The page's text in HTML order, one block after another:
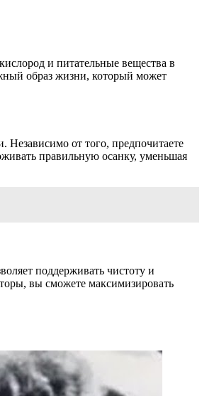
и питательные вещества в
образ жизни, который может
Независимо от того, предпочитаете
правильную осанку, уменьшая
поддерживать чистоту и
вы сможете максимизировать